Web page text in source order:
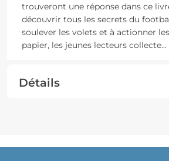
trouveront une réponse dans ce
découvrir tous les secrets du
soulever les volets et à actionner
papier, les jeunes lecteurs collecte...
Détails